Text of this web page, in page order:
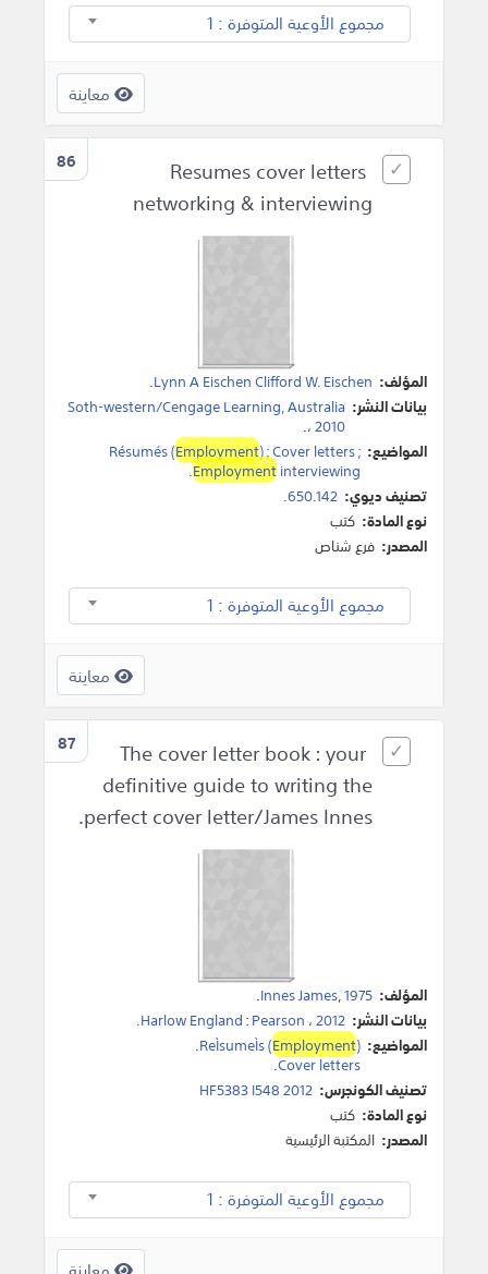
مجموع الأوعية المتوفرة : 1
معاينة
86
Resumes cover letters
networking & interviewing
المؤلف: Lynn A Eischen Clifford W. Eischen
.
بيانات النشر: Soth-western/Cengage Learning, Australia
،2010
.
المواضيع:
Résumés (Employment) ; Cover letters ;
Employmentinterviewing
.
تصنيف ديوي: 650.142.
نوع المادة: كتب
المصدر: فرع شناص
مجموع الأوعية المتوفرة : 1
معاينة
87
The cover letter book : your
definitive guide to writing the
perfect cover letter/James Innes.
المؤلف: Innes James,1975
.
بيانات النشر:
Harlow England:Pearson ،2012
.
المواضيع:
ReÌsumeÌs (Employment)
.
Cover letters
.
تصنيف الكونجرس: HF5383 I548 2012
نوع المادة: كتب
المصدر: المكتبة الرئيسية
مجموع الأوعية المتوفرة : 1